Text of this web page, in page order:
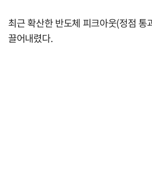
최근 확산한 반도체 피크아웃(정점 통
끌어내렸다.